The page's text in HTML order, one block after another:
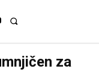
za